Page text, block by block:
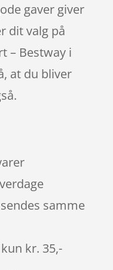
gaver giver
dit valg på
– Bestway i
at du bliver
samme
kr. 35,-